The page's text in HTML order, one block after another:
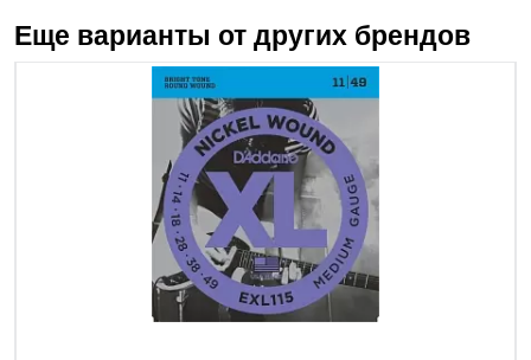
Еще варианты от других брендов